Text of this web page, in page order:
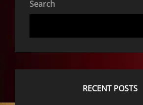
Search
RECENT POSTS